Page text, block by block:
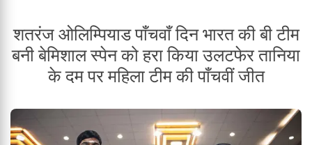
शतरंज ओलिम्पियाड पाँचवाँ दिन भारत की बी टीम
बनी बेमिशाल स्पेन को हरा किया उलटफेर तानिया
के दम पर महिला टीम की पाँचवीं जीत